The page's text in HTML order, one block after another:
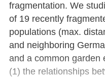
fragmentation. We
of 19 recently
populations (max.
and neighboring
and a common garden
(1) the relationships